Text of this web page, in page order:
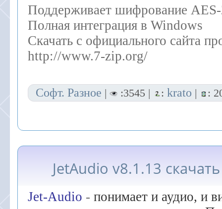
Поддерживает шифрование
Полная интеграция в Windows
Скачать с официального сайта
http://www.7-zip.org/
Софт. Разное | :3545 | : krato | :
JetAudio v8.1.13
Jet-Audio - понимает и аудио, и